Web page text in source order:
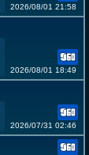
2026/08/01 21:58
2026/08/01 18:49
2026/07/31 02:46